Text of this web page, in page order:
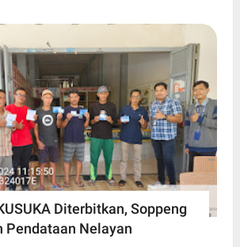
Diterbitkan, Soppeng
Pendataan Nelayan